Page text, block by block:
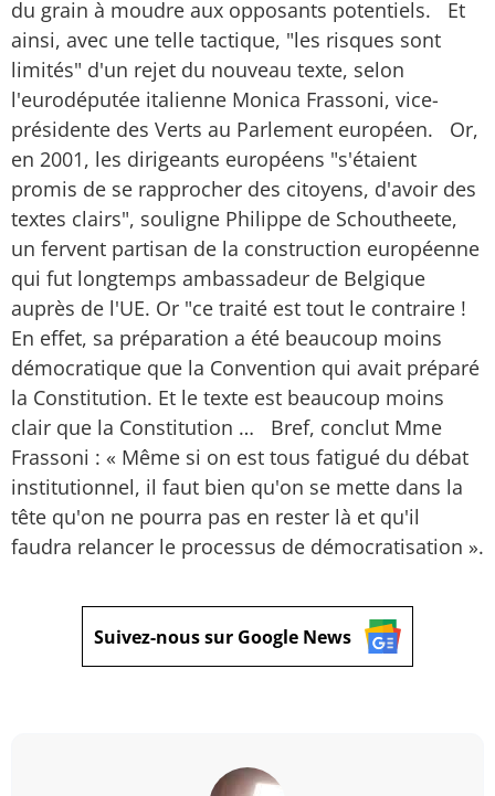
du grain à moudre aux opposants potentiels. Et
ainsi, avec une telle tactique, "les risques sont
limités" d'un rejet du nouveau texte, selon
l'eurodéputée italienne Monica Frassoni, vice-
présidente des Verts au Parlement européen. Or,
en 2001, les dirigeants européens "s'étaient
promis de se rapprocher des citoyens, d'avoir des
textes clairs", souligne Philippe de Schoutheete,
un fervent partisan de la construction européenne
qui fut longtemps ambassadeur de Belgique
auprès de l'UE. Or "ce traité est tout le contraire !
En effet, sa préparation a été beaucoup moins
démocratique que la Convention qui avait préparé
la Constitution. Et le texte est beaucoup moins
clair que la Constitution … Bref, conclut Mme
Frassoni : « Même si on est tous fatigué du débat
institutionnel, il faut bien qu'on se mette dans la
tête qu'on ne pourra pas en rester là et qu'il
faudra relancer le processus de démocratisation ».
Suivez-nous sur Google News